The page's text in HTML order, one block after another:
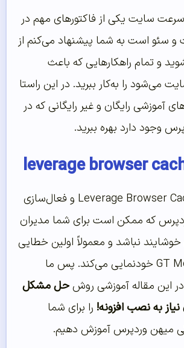
سایت یکی از فاکتورهای مهم در
و سئو است به شما پیشنهاد می‌کنم از
و تمام راهکارهایی که باعث
می‌شود را به‌کار ببرید. در این راستا
آموزشی رایگان و غیر رایگانی که در
وجود دارد بهره ببرید.
رفع خطای Leverage Browser Caching و فعال‌سازی
که ممکن است برای شما مدیران
نباشد و معمولاً اولین خطایی
است که در GT Metrix خودنمایی می‌کند. پس ما
این مقاله آموزشی روشحل مشکل
به نصب افزونه! را برای شما
میهن وردپرس آموزش دهیم.